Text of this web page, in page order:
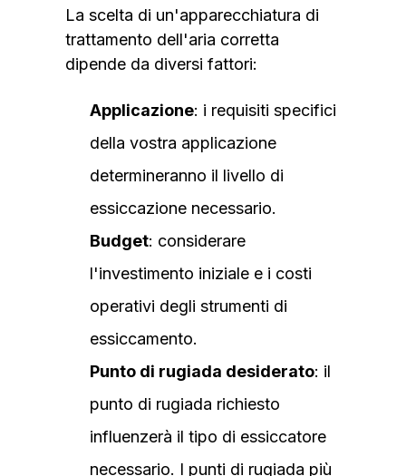
La scelta di un'apparecchiatura di
trattamento dell'aria corretta
dipende da diversi fattori:
Applicazione: i requisiti specifici
della vostra applicazione
determineranno il livello di
essiccazione necessario.
Budget: considerare
l'investimento iniziale e i costi
operativi degli strumenti di
essiccamento.
Punto di rugiada desiderato: il
punto di rugiada richiesto
influenzerà il tipo di essiccatore
necessario. I punti di rugiada più